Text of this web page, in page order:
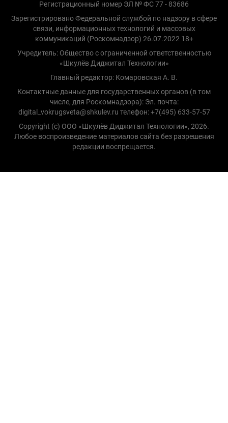
Регистрационный номер ЭЛ № ФС 77 - 83686
Зарегистрировано Федеральной службой по надзору в сфере
связи, информационных технологий и массовых
коммуникаций (Роскомнадзор) 26.07.2022 18+
Учредитель: Общество с ограниченной ответственностью
«Шкулёв Диджитал Технологии»
Главный редактор: Комаровская А. В.
Контактные данные для государственных органов (в том
числе, для Роскомнадзора): Эл. почта:
digital_vokrugsveta@shkulev.ru телефон: +7(495) 633-57-57
Copyright (с) ООО «Шкулёв Диджитал Технологии», 2026.
Любое воспроизведение материалов сайта без разрешения
редакции воспрещается.